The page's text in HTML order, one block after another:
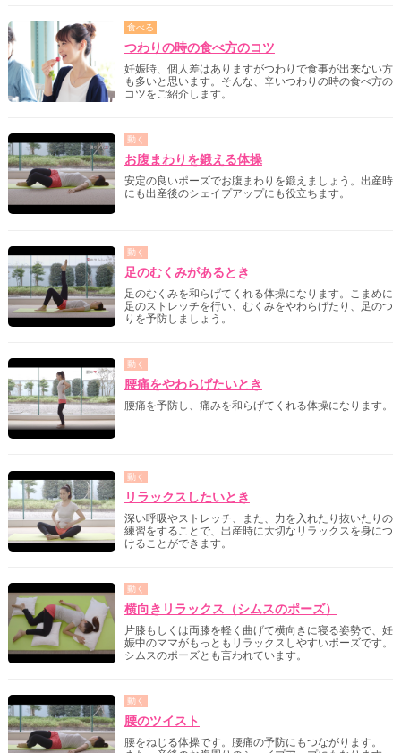
食べる
つわりの時の食べ方のコツ
妊娠時、個人差はありますがつわりで食事が出来ない方
も多いと思います。そんな、辛いつわりの時の食べ方の
コツをご紹介します。
動く
お腹まわりを鍛える体操
安定の良いポーズでお腹まわりを鍛えましょう。出産時
にも出産後のシェイプアップにも役立ちます。
動く
足のむくみがあるとき
足のむくみを和らげてくれる体操になります。こまめに
足のストレッチを行い、むくみをやわらげたり、足のつ
りを予防しましょう。
動く
腰痛をやわらげたいとき
腰痛を予防し、痛みを和らげてくれる体操になります。
動く
リラックスしたいとき
深い呼吸やストレッチ、また、力を入れたり抜いたりの
練習をすることで、出産時に大切なリラックスを身につ
けることができます。
動く
横向きリラックス（シムスのポーズ）
片膝もしくは両膝を軽く曲げて横向きに寝る姿勢で、妊
娠中のママがもっともリラックスしやすいポーズです。
シムスのポーズとも言われています。
動く
腰のツイスト
腰をねじる体操です。腰痛の予防にもつながります。